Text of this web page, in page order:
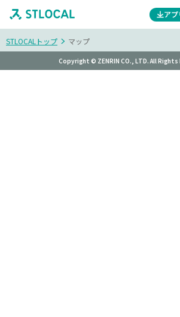
ア
STLOCALトップ マップ
Copyright © ZENRIN CO., LTD. All Rights